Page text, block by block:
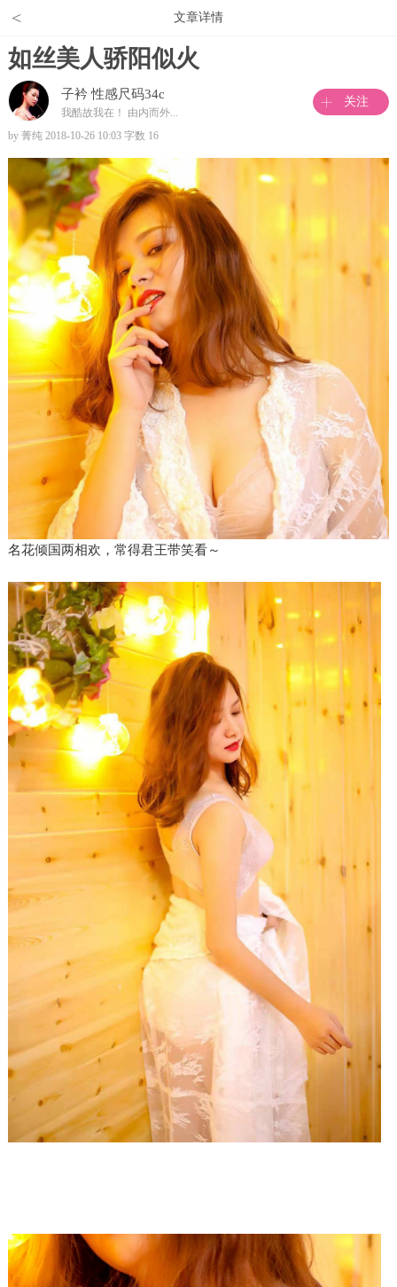
< 文章详情
如丝美人骄阳似火
子衿 性感尺码34c
我酷故我在！ 由内而外...
关注
by 菁纯 2018-10-26 10:03 字数 16
名花倾国两相欢，常得君王带笑看～